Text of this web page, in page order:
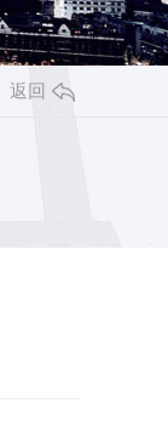
返回